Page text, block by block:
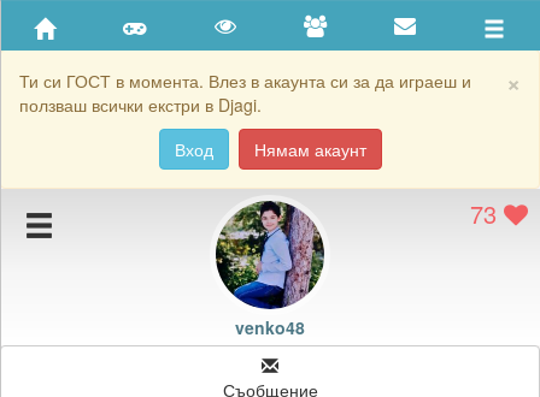
×
Ти си ГОСТ в момента. Влез в акаунта си за да играеш и
ползваш всички екстри в Djagi.
Вход
Нямам акаунт
Приятели
Хронология на игри
Подаръците на venko48
Картичките на venko48
73
venko48
Съобщение